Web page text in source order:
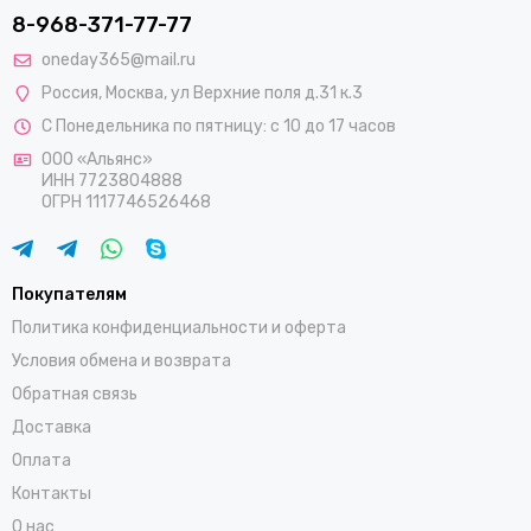
8-968-371-77-77
oneday365@mail.ru
Россия, Москва,ул Верхние поля д.31 к.3
С Понедельника по пятницу: с 10 до 17 часов
ООО «Альянс»
ИНН 7723804888
ОГРН 1117746526468
Покупателям
Политика конфиденциальности и оферта
Условия обмена и возврата
Обратная связь
Доставка
Оплата
Контакты